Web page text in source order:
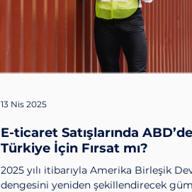
E-ticaret Satışlarında
Türkiye İçin Fırsat mı?
2025 yılı itibarıyla Amerika Birleşik
dengesini yeniden şekillendirecek
13 Nis 2025